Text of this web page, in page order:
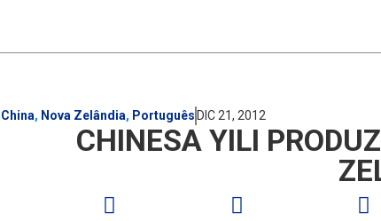
China, Nova Zelândia, Português DIC 21, 2012
CHINESA YILI